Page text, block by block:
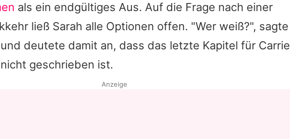
als ein endgültiges Aus. Auf die Frage nach einer
ließ Sarah alle Optionen offen. "Wer weiß?", sagte
deutete damit an, dass das letzte Kapitel für Carrie
geschrieben ist.
Anzeige